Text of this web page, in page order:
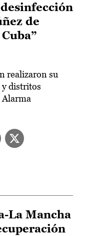
de
realizaron su
y distritos
Alarma
La Mancha